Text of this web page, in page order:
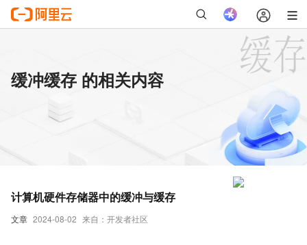
缓冲缓存 的相关内容
文章 2024-08-02 来自：开发者社区
计算机硬件存储器中的缓冲与缓存